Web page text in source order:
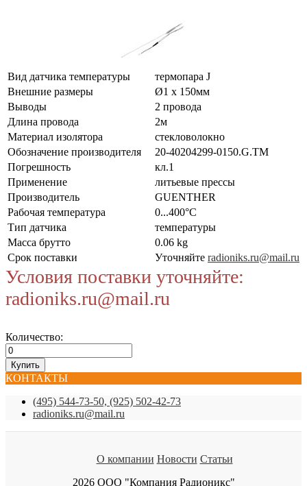
Вид датчика температуры
термопара J
Внешние размеры
Ø1 x 150мм
Выводы
2 провода
Длина провода
2м
Материал изолятора
стекловолокно
Обозначение производителя
20-40204299-0150.G.TM
Погрешность
кл.1
Применение
литьевые прессы
Производитель
GUENTHER
Рабочая температура
0...400°C
Тип датчика
температуры
Масса брутто
0.06 kg
Срок поставки
Уточняйте radioniks.ru@mail.ru
Условия поставки уточняйте:
radioniks.ru@mail.ru
Количество:
КОНТАКТЫ
(495) 544-73-50, (925) 502-42-73
radioniks.ru@mail.ru
О компании Новости Статьи
2026 ООО "Компания Радионикс"